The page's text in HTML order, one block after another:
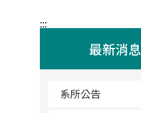
:::
最新消息
系所公告